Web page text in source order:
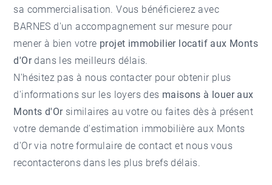
sa commercialisation. Vous bénéficierez avec
BARNES d'un accompagnement sur mesure pour
mener à bien votre projet immobilier locatif aux Monts
d'Ordans les meilleurs délais.
N'hésitez pas à nous contacter pour obtenir plus
d'informations sur les loyers des maisons à louer aux
Monts d'Orsimilaires au votre ou faites dès à présent
votre demande d'estimation immobilière aux Monts
d'Or via notre formulaire de contact et nous vous
recontacterons dans les plus brefs délais.